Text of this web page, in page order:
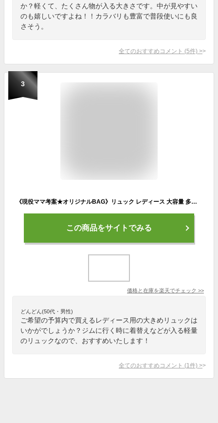
か？軽くて、たくさん物が入る大きさです。中が見やすい
のも嬉しいですよね！！カラバリも豊富で普段使いにも良
さそう。
全てのおすすめコメント (5件) >
3
《現役ママ考案★オリジナルBAG》リュック レディース 大容量 多機能 マザーズリュック リュックサック 背面ファスナー ママバッグ ママリュック マザーズバッグ 撥水 無地 おしゃれ 軽量 バッグ 大きめ 大人 通勤 通学 女子 ジム ペットボトルホルダー 水筒 2209ss
この商品をサイトでみる
価格と在庫を楽天でチェック >>
どんどん(50代・男性)
ご希望の予算内で買えるレディース用の大きめリュックは
いかがでしょうか？ジムに行く時に着替えなどが入る軽量
のリュックなので、おすすめいたします！
全てのおすすめコメント (1 件) >